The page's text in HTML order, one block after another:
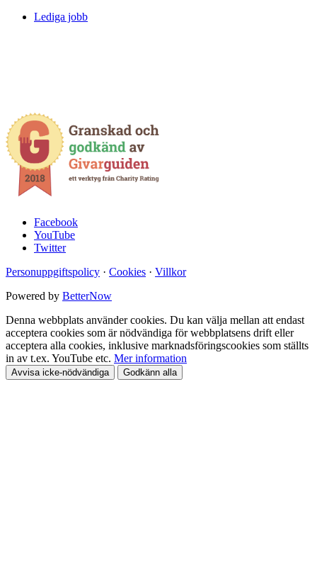
Lediga jobb
Facebook
YouTube
Twitter
Personuppgiftspolicy · Cookies · Villkor
Powered by BetterNow
Denna webbplats använder cookies. Du kan välja mellan att endast
acceptera cookies som är nödvändiga för webbplatsens drift eller
acceptera alla cookies, inklusive marknadsföringscookies som ställts
in av t.ex. YouTube etc. Mer information
Avvisa icke-nödvändiga Godkänn alla